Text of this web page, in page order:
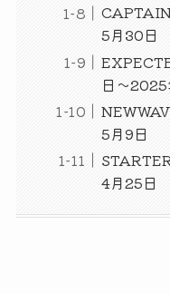
5月30日
日～
5月9日
4月25日